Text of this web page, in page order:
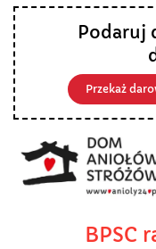
Podaruj
Przekaż
BPSC